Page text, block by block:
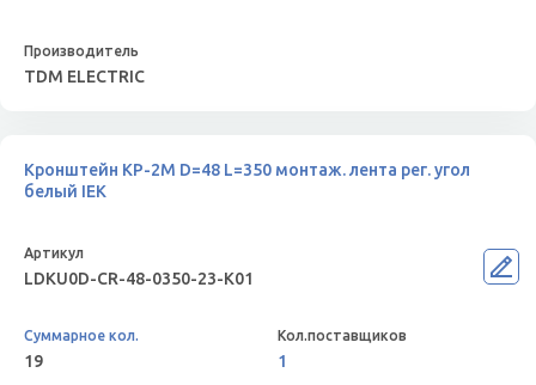
TDM ELECTRIC
Кронштейн КР-2М D=48 L=350 монтаж. лента рег. угол
белый IEK
LDKU0D-CR-48-0350-23-K01
19 1